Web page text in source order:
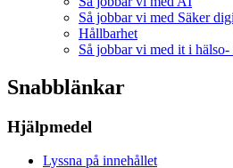
Så jobbar vi med Säker
Hållbarhet
Så jobbar vi med it i
Snabblänkar
Hjälpmedel
Lyssna på innehållet